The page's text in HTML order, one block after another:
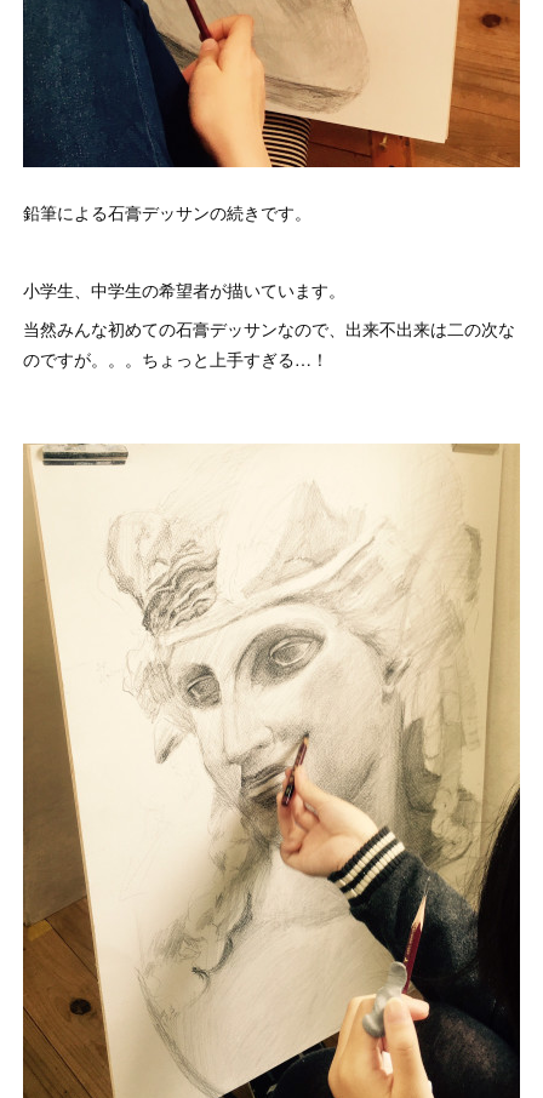
鉛筆による石膏デッサンの続きです。
小学生、中学生の希望者が描いています。
当然みんな初めての石膏デッサンなので、出来不出来は二の次な
のですが。。。ちょっと上手すぎる…！